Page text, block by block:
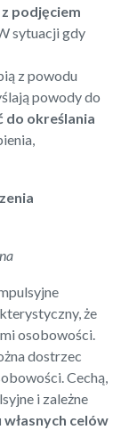
podjęciem
sytuacji gdy
z powodu
powody do
do określania
że
osobowości.
dostrzec
Cechą,
i zależne
własnych celów